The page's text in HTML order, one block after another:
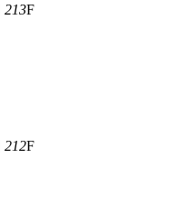
213F
212F